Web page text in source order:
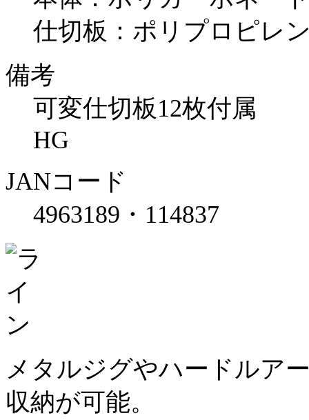
仕切板：ポリプロピレ
備考
可変仕切板12枚付属
HG
JANコード
4963189・114837
メタルジグやハードルア
収納が可能。